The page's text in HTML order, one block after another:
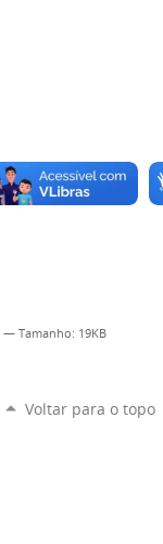
— Tamanho: 19KB
Voltar para o topo